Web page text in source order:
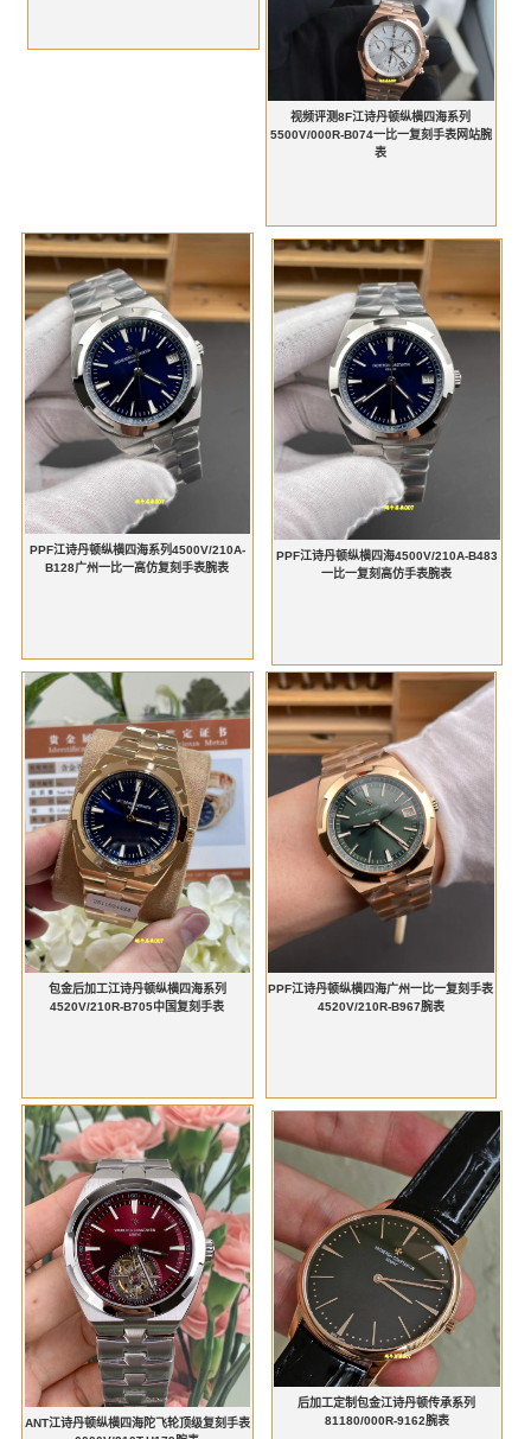
视频评测8F江诗丹顿纵横四海系列
5500V/000R-B074一比一复刻手表网站腕
表
PPF江诗丹顿纵横四海系列4500V/210A-
B128广州一比一高仿复刻手表腕表
PPF江诗丹顿纵横四海4500V/210A-B483
一比一复刻高仿手表腕表
包金后加工江诗丹顿纵横四海系列
4520V/210R-B705中国复刻手表
PPF江诗丹顿纵横四海广州一比一复刻手表
4520V/210R-B967腕表
ANT江诗丹顿纵横四海陀飞轮顶级复刻手表
后加工定制包金江诗丹顿传承系列
81180/000R-9162腕表